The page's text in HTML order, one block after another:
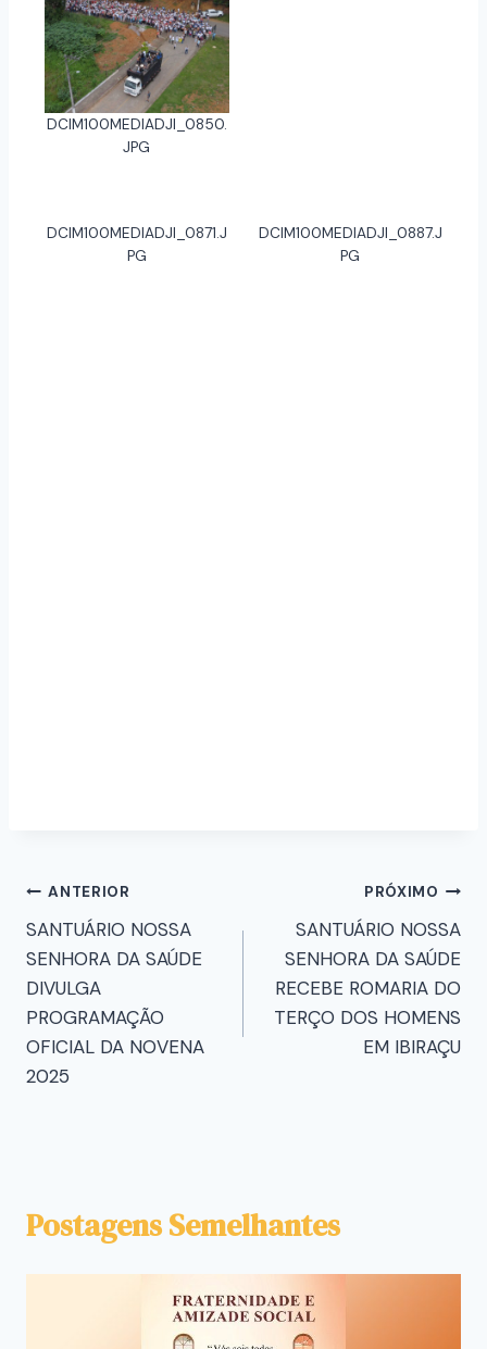
DCIM100MEDIADJI_0850.
JPG
DCIM100MEDIADJI_0871.J
PG
DCIM100MEDIADJI_0887.J
PG
ANTERIOR
SANTUÁRIO NOSSA
SENHORA DA SAÚDE
DIVULGA
PROGRAMAÇÃO
OFICIAL DA NOVENA
2025
PRÓXIMO
SANTUÁRIO NOSSA
SENHORA DA SAÚDE
RECEBE ROMARIA DO
TERÇO DOS HOMENS
EM IBIRAÇU
Postagens Semelhantes